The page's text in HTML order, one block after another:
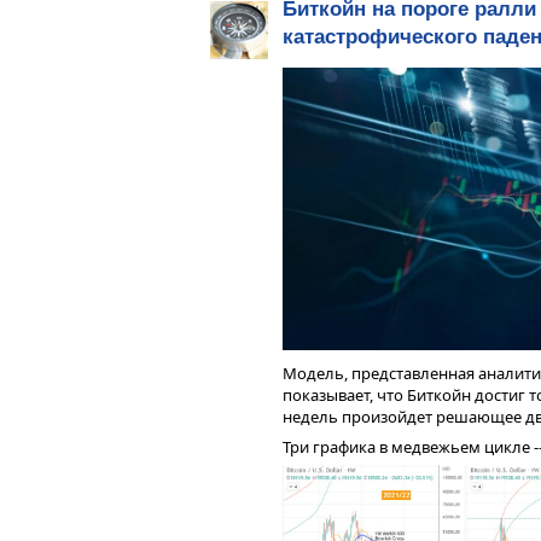
баланс и повысить ликвидность,
Стоит отметить, что после
что готовы предоставить
наличия резервов. К примеру,
пассивного дохода, инвестируя
Биткойн на пороге
катастрофического
Модель, представленная
показывает, что Биткойн
недель произойдет решающее
Три графика в медвежьем цикле